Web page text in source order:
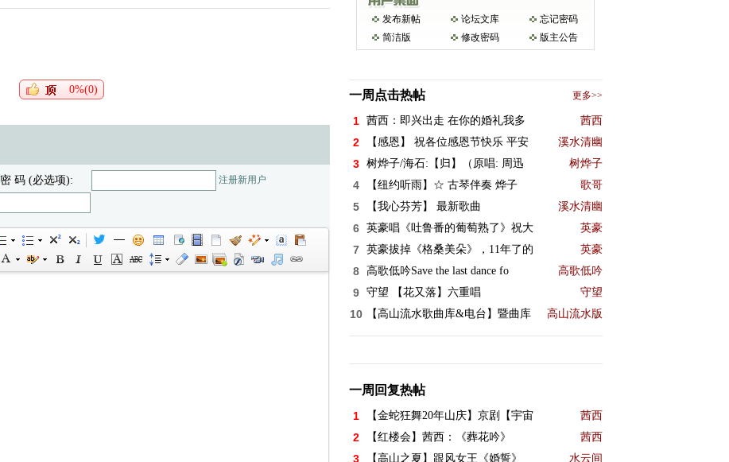
0%(0)
密 码 (必选项): 注册新用户
发布新帖 论坛文库
忘记密码
简洁版
修改密码 版主公告
一周点击热帖 更多>>
1 茜西：即兴出走 在你的婚礼我多 茜西
2 【感恩】 祝各位感恩节快乐 平安 溪水清幽
3 树烨子/海石:【归】（原唱: 周迅 树烨子
4 【纽约听雨】☆ 古琴伴奏 烨子 歌哥
5 【我心芬芳】 最新歌曲 溪水清幽
6 英豪唱《吐鲁番的葡萄熟了》祝大 英豪
7 英豪拔掉《格桑美朵》，11年了的 英豪
8 高歌低吟Save the last dance fo 高歌低吟
9 守望 【花又落】六重唱 守望
10 【高山流水歌曲库&电台】暨曲库 高山流水版
一周回复热帖
1 【金蛇狂舞20年山庆】京剧【宇宙 茜西
2 【红楼会】茜西：《葬花吟》 茜西
3 【高山之夏】跟风女王《婚誓》 水云间